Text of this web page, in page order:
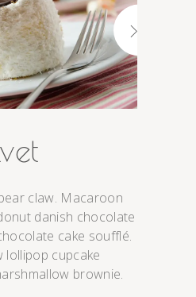
claw. Macaroon
danish chocolate
cake soufflé.
lollipop cupcake
brownie.